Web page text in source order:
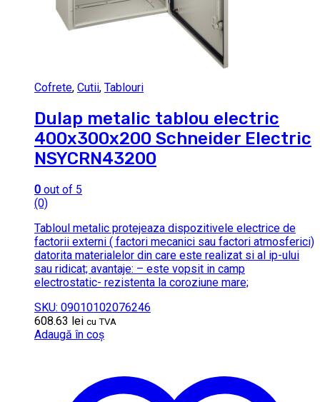
Cofrete, Cutii, Tablouri
Dulap metalic tablou electric
400x300x200 Schneider Electric
NSYCRN43200
0 out of 5
(0)
Tabloul metalic protejeaza dispozitivele electrice de
factorii externi ( factori mecanici sau factori atmosferici)
datorita materialelor din care este realizat si al ip-ului
sau ridicat; avantaje: – este vopsit in camp
electrostatic- rezistenta la coroziune mare;
SKU: 09010102076246
608.63 lei cu TVA
Adaugă în coș